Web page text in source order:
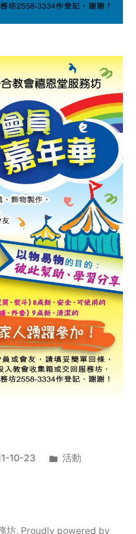
10-23
Posted
活動
坊, Proudly powered by